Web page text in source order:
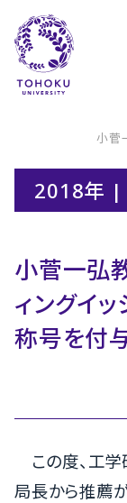
小菅
2018年 |
小菅一弘
ィングイッ
称号を付
この度、工
局長から推薦